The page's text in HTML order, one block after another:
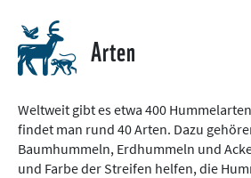
Arten
Weltweit gibt es etwa 400
findet man rund 40 Arten. Dazu
Baumhummeln, Erdhummeln und
und Farbe der Streifen helfen, die